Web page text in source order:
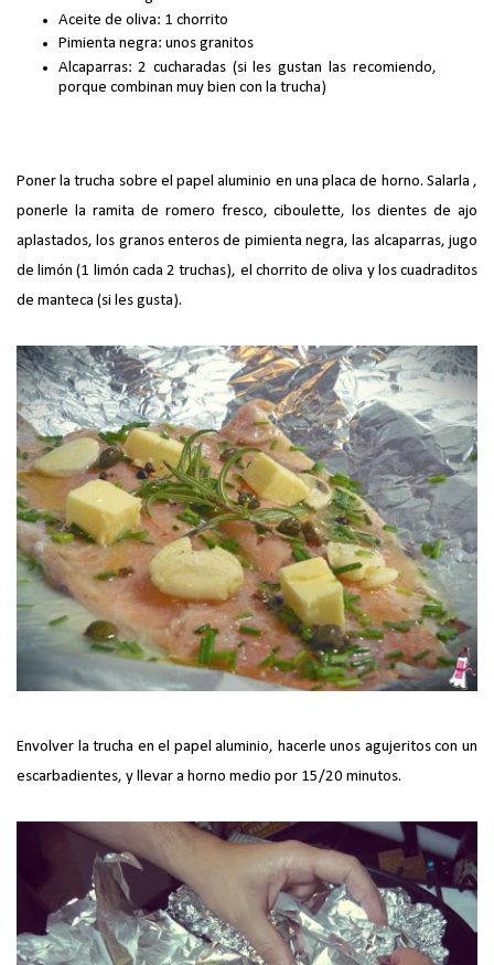
Aceite de oliva: 1 chorrito
Pimienta negra: unos granitos
Alcaparras: 2 cucharadas (si les gustan las recomiendo,
porque combinan muy bien con la trucha)
Poner la trucha sobre el papel aluminio en una placa de horno. Salarla ,
ponerle la ramita de romero fresco, ciboulette, los dientes de ajo
aplastados, los granos enteros de pimienta negra, las alcaparras, jugo
de limón (1 limón cada 2 truchas), el chorrito de oliva y los cuadraditos
de manteca (si les gusta).
Envolver la trucha en el papel aluminio, hacerle unos agujeritos con un
escarbadientes, y llevar a horno medio por 15/20 minutos.